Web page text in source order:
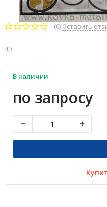
(0) Оставить
40
В наличии
по запросу